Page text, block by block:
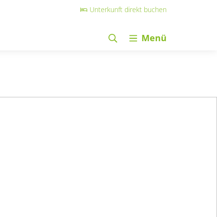
Unterkunft direkt buchen
Menü